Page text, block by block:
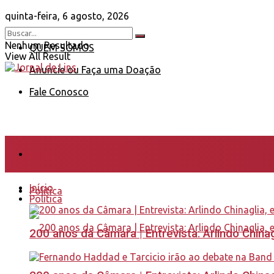
quinta-feira, 6 agosto, 2026
QUEM SOMOS
Anuncie ou Faça uma Doação
Fale Conosco
Nenhum Resultado
View All Result
Política
Início
Política
200 anos da Câmara | Entrevista: Arlindo